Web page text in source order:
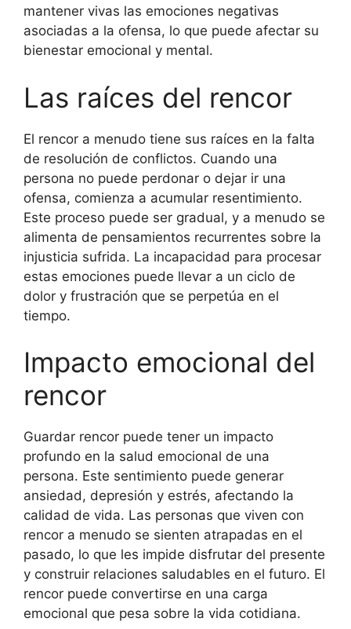
mantener vivas las emociones negativas
asociadas a la ofensa, lo que puede afectar su
bienestar emocional y mental.
Las raíces del rencor
El rencor a menudo tiene sus raíces en la falta
de resolución de conflictos. Cuando una
persona no puede perdonar o dejar ir una
ofensa, comienza a acumular resentimiento.
Este proceso puede ser gradual, y a menudo se
alimenta de pensamientos recurrentes sobre la
injusticia sufrida. La incapacidad para procesar
estas emociones puede llevar a un ciclo de
dolor y frustración que se perpetúa en el
tiempo.
Impacto emocional del
rencor
Guardar rencor puede tener un impacto
profundo en la salud emocional de una
persona. Este sentimiento puede generar
ansiedad, depresión y estrés, afectando la
calidad de vida. Las personas que viven con
rencor a menudo se sienten atrapadas en el
pasado, lo que les impide disfrutar del presente
y construir relaciones saludables en el futuro. El
rencor puede convertirse en una carga
emocional que pesa sobre la vida cotidiana.